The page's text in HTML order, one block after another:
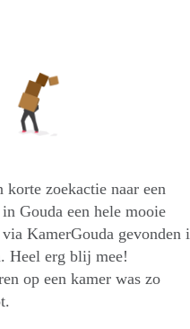
korte zoekactie naar een
Gouda een hele mooie
KamerGouda gevonden
Heel erg blij mee!
op een kamer was zo